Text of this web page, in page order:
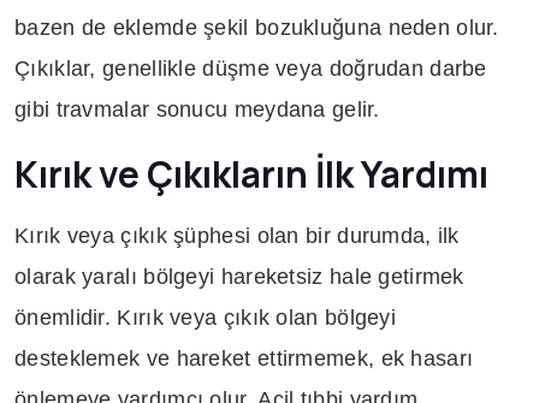
bazen de eklemde şekil bozukluğuna neden olur.
Çıkıklar, genellikle düşme veya doğrudan darbe
gibi travmalar sonucu meydana gelir.
Kırık ve Çıkıkların İlk Yardımı
Kırık veya çıkık şüphesi olan bir durumda, ilk
olarak yaralı bölgeyi hareketsiz hale getirmek
önemlidir. Kırık veya çıkık olan bölgeyi
desteklemek ve hareket ettirmemek, ek hasarı